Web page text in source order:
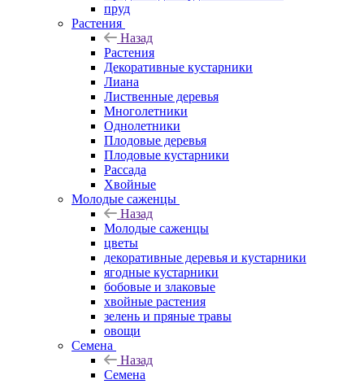
пруд
Растения
Назад
Растения
Декоративные кустарники
Лиана
Лиственные деревья
Многолетники
Однолетники
Плодовые деревья
Плодовые кустарники
Рассада
Хвойные
Молодые саженцы
Назад
Молодые саженцы
цветы
декоративные деревья и кустарники
ягодные кустарники
бобовые и злаковые
хвойные растения
зелень и пряные травы
овощи
Семена
Назад
Семена